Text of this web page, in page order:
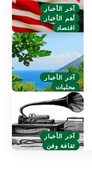
آخر الأخبار
أهم الأخبار
اقتصاد
آخر الأخبار
محليات
آخر الأخبار
ثقافة وفن